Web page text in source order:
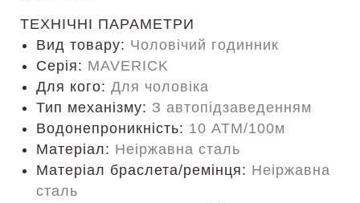
ТЕХНІЧНІ ПАРАМЕТРИ
Вид товару: Чоловічий годинник
Серія: MAVERICK
Для кого: Для чоловіка
Тип механізму: З автопідзаведенням
Водонепроникність: 10 ATM/100м
Матеріал: Неіржавна сталь
Матеріал браслета/ремінця: Неіржавна
сталь